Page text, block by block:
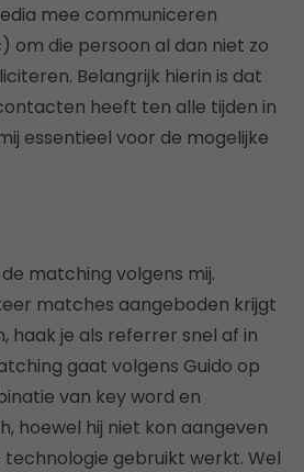
mee communiceren
om die persoon al dan niet zo
Belangrijk hierin is dat
heeft ten alle tijden in
essentieel voor de mogelijke
matching volgens mij.
matches aangeboden krijgt
haak je als referrer snel af in
gaat volgens Guido op
van key word en
hoewel hij niet kon aangeven
gebruikt werkt. Wel